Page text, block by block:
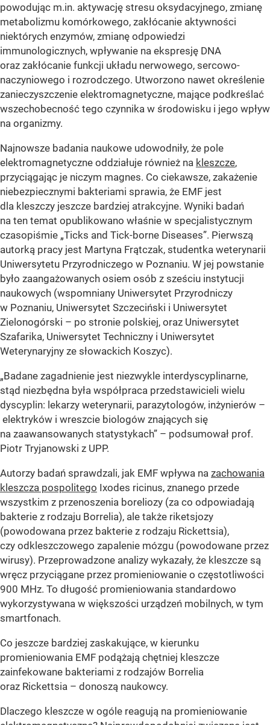
powodując m.in. aktywację stresu oksydacyjnego, zmianę
metabolizmu komórkowego, zakłócanie aktywności
niektórych enzymów, zmianę odpowiedzi
immunologicznych, wpływanie na ekspresję DNA
oraz zakłócanie funkcji układu nerwowego, sercowo-
naczyniowego i rozrodczego. Utworzono nawet określenie
zanieczyszczenie elektromagnetyczne, mające podkreślać
wszechobecność tego czynnika w środowisku i jego wpływ
na organizmy.
Najnowsze badania naukowe udowodniły, że pole
elektromagnetyczne oddziałuje również na kleszcze,
przyciągając je niczym magnes. Co ciekawsze, zakażenie
niebezpiecznymi bakteriami sprawia, że EMF jest
dla kleszczy jeszcze bardziej atrakcyjne. Wyniki badań
na ten temat opublikowano właśnie w specjalistycznym
czasopiśmie „Ticks and Tick-borne Diseases”. Pierwszą
autorką pracy jest Martyna Frątczak, studentka weterynarii
Uniwersytetu Przyrodniczego w Poznaniu. W jej powstanie
było zaangażowanych osiem osób z sześciu instytucji
naukowych (wspomniany Uniwersytet Przyrodniczy
w Poznaniu, Uniwersytet Szczeciński i Uniwersytet
Zielonogórski – po stronie polskiej, oraz Uniwersytet
Szafarika, Uniwersytet Techniczny i Uniwersytet
Weterynaryjny ze słowackich Koszyc).
„Badane zagadnienie jest niezwykle interdyscyplinarne,
stąd niezbędna była współpraca przedstawicieli wielu
dyscyplin: lekarzy weterynarii, parazytologów, inżynierów –
elektryków i wreszcie biologów znających się
na zaawansowanych statystykach” – podsumował prof.
Piotr Tryjanowski z UPP.
Autorzy badań sprawdzali, jak EMF wpływa na zachowania
kleszcza pospolitego Ixodes ricinus, znanego przede
wszystkim z przenoszenia boreliozy (za co odpowiadają
bakterie z rodzaju Borrelia), ale także riketsjozy
(powodowana przez bakterie z rodzaju Rickettsia),
czy odkleszczowego zapalenie mózgu (powodowane przez
wirusy). Przeprowadzone analizy wykazały, że kleszcze są
wręcz przyciągane przez promieniowanie o częstotliwości
900 MHz. To długość promieniowania standardowo
wykorzystywana w większości urządzeń mobilnych, w tym
smartfonach.
Co jeszcze bardziej zaskakujące, w kierunku
promieniowania EMF podążają chętniej kleszcze
zainfekowane bakteriami z rodzajów Borrelia
oraz Rickettsia – donoszą naukowcy.
Dlaczego kleszcze w ogóle reagują na promieniowanie